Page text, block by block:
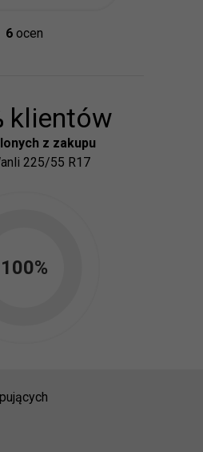
6 ocen
klientów
z zakupu
225/55 R17
100%